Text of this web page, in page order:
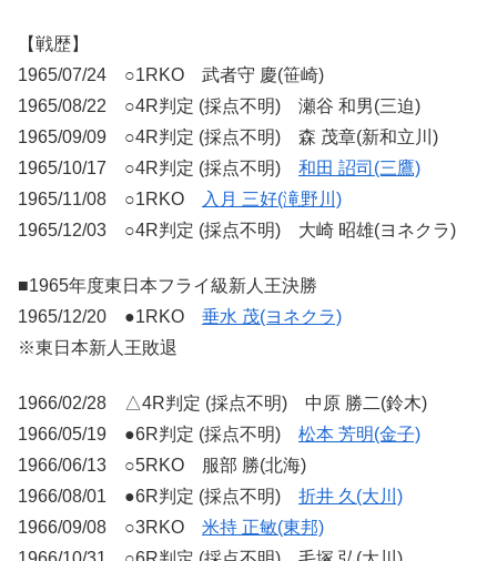
【戦歴】
1965/07/24 ○1RKO 武者守 慶(笹崎)
1965/08/22 ○4R判定 (採点不明) 瀬谷 和男(三迫)
1965/09/09 ○4R判定 (採点不明) 森 茂章(新和立川)
1965/10/17 ○4R判定 (採点不明) 和田 詔司(三鷹)
1965/11/08 ○1RKO
入月 三好(滝野川)
1965/12/03 ○4R判定 (採点不明) 大崎 昭雄(ヨネクラ)
■1965年度東日本フライ級新人王決勝
1965/12/20 ●1RKO 垂水 茂(ヨネクラ)
※東日本新人王敗退
1966/02/28 △4R判定 (採点不明) 中原 勝二(鈴木)
1966/05/19 ●6R判定 (採点不明) 松本 芳明(金子)
1966/06/13 ○5RKO 服部 勝(北海)
1966/08/01 ●6R判定 (採点不明) 折井 久(大川)
1966/09/08 ○3RKO 米持 正敏(東邦)